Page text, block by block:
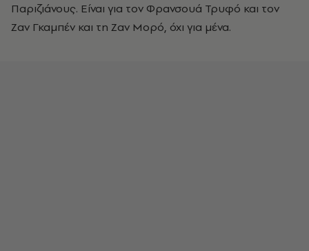
Παριζιάνους. Είναι για τον Φρανσουά Τρυφό και τον
Ζαν Γκαμπέν και τη Ζαν Μορό, όχι για μένα.